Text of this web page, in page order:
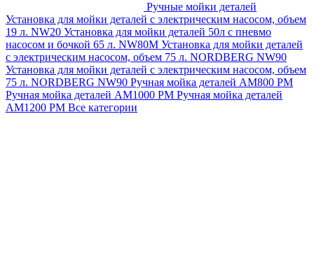
Ручные мойки деталей
Установка для мойки деталей с электрическим насосом, объем
19 л. NW20 Установка для мойки деталей 50л с пневмо
насосом и бочкой 65 л. NW80M Установка для мойки деталей
с электрическим насосом, объем 75 л. NORDBERG NW90
Установка для мойки деталей с электрическим насосом, объем
75 л. NORDBERG NW90 Ручная мойка деталей АМ800 РМ
Ручная мойка деталей АМ1000 РМ Ручная мойка деталей
АМ1200 РМ Все категории